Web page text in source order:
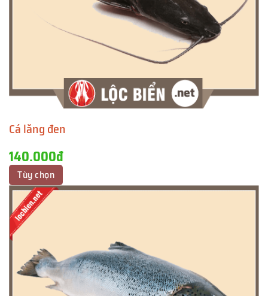
Cá lăng đen
140.000đ
Tùy chọn